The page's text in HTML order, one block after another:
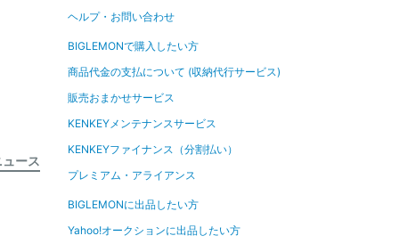
ース
ヘルプ・お問い合わせ
BIGLEMONで購入したい方
商品代金の支払について (収納代行サービス)
販売おまかせサービス
KENKEYメンテナンスサービス
KENKEYファイナンス（分割払い）
プレミアム・アライアンス
BIGLEMONに出品したい方
Yahoo!オークションに出品したい方